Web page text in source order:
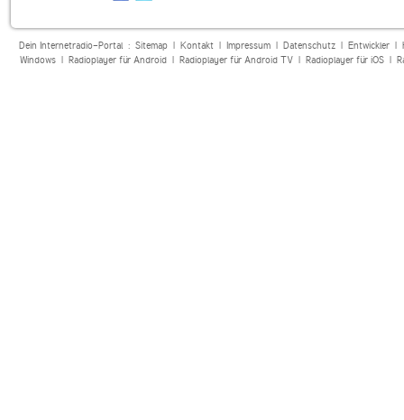
Dein Internetradio-Portal : Sitemap| Kontakt| Impressum| Datenschutz| Entwickler|
Windows| Radioplayer für Android| Radioplayer für Android TV| Radioplayer für iOS|